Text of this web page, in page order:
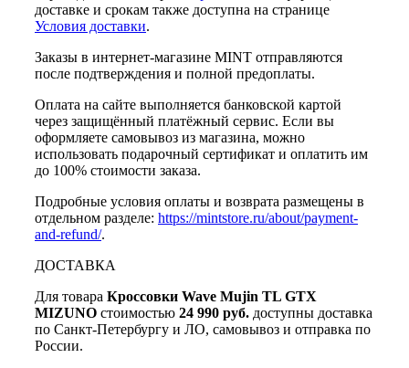
доставке и срокам также доступна на странице
Условия доставки.
Заказы в интернет-магазине MINT отправляются
после подтверждения и полной предоплаты.
Оплата на сайте выполняется банковской картой
через защищённый платёжный сервис. Если вы
оформляете самовывоз из магазина, можно
использовать подарочный сертификат и оплатить им
до 100% стоимости заказа.
Подробные условия оплаты и возврата размещены в
отдельном разделе: https://mintstore.ru/about/payment-
and-refund/.
ДОСТАВКА
Для товара Кроссовки Wave Mujin TL GTX
MIZUNO стоимостью 24 990 руб. доступны доставка
по Санкт-Петербургу и ЛО, самовывоз и отправка по
России.